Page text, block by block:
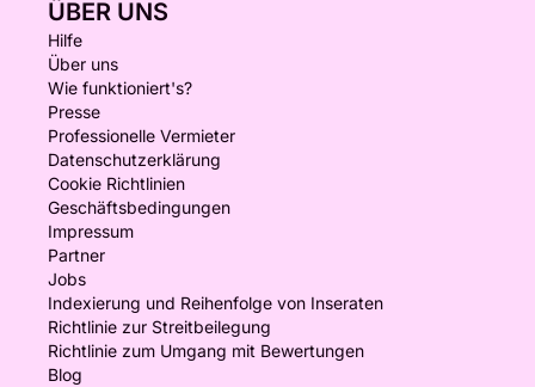
ÜBER UNS
Hilfe
Über uns
Wie funktioniert's?
Presse
Professionelle Vermieter
Datenschutzerklärung
Cookie Richtlinien
Geschäftsbedingungen
Impressum
Partner
Jobs
Indexierung und Reihenfolge von Inseraten
Richtlinie zur Streitbeilegung
Richtlinie zum Umgang mit Bewertungen
Blog